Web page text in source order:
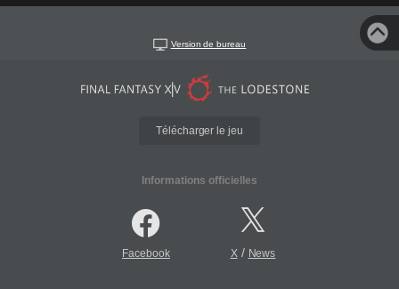
Version de bureau
Télécharger le jeu
Informations officielles
Facebook X/ News